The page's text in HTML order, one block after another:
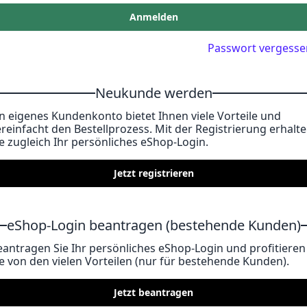
Anmelden
Passwort
Neukunde werden
eigenes Kundenkonto bietet Ihnen viele Vorteile und
den Bestellprozess. Mit der Registrierung
zugleich Ihr persönliches eShop-Login.
Jetzt registrieren
eShop-Login beantragen (bestehende Kunden)
Sie Ihr persönliches eShop-Login und profitieren
von den vielen Vorteilen (nur für bestehende Kunden).
Jetzt beantragen